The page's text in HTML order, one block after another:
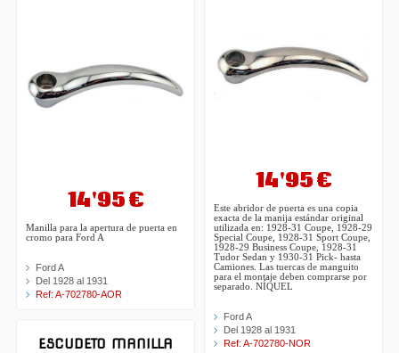
14'95 €
Manilla para la apertura de puerta en
cromo para Ford A
Ford A
Del 1928 al 1931
Ref: A-702780-AOR
ESCUDETO MANILLA
14'95 €
Este abridor de puerta es una copia
exacta de la manija estándar original
utilizada en: 1928-31 Coupe, 1928-29
Special Coupe, 1928-31 Sport Coupe,
1928-29 Business Coupe, 1928-31
Tudor Sedan y 1930-31 Pick- hasta
Camiones. Las tuercas de manguito
para el montaje deben comprarse por
separado. NÍQUEL
Ford A
Del 1928 al 1931
Ref: A-702780-NOR